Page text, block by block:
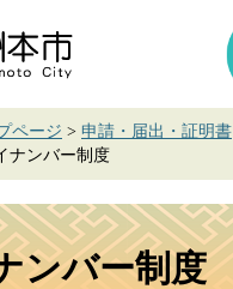
ページ > 申請・届出・証明書
ナンバー制度
ンバー制度